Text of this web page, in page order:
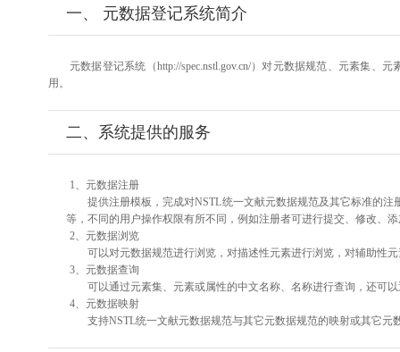
一、 元数据登记系统简介
元数据登记系统（http://spec.nstl.gov.cn/）对元数据规范、元素集
用。
二、系统提供的服务
1、元数据注册
提供注册模板，完成对NSTL统一文献元数据规范及其它标准的
等，不同的用户操作权限有所不同，例如注册者可进行提交、修改、
2、元数据浏览
可以对元数据规范进行浏览，对描述性元素进行浏览，对辅助性
3、元数据查询
可以通过元素集、元素或属性的中文名称、名称进行查询，还可
4、元数据映射
支持NSTL统一文献元数据规范与其它元数据规范的映射或其它元